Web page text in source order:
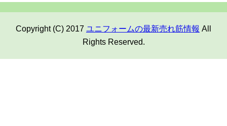
Copyright (C) 2017 ユニフォームの最新売れ筋情報 All
Rights Reserved.